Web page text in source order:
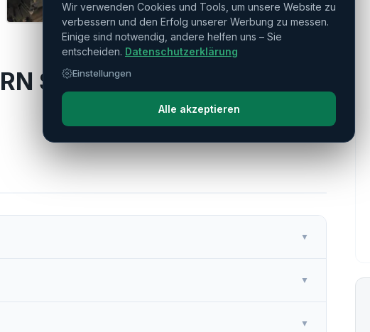
SMART 350
▼
▼
▼
Wir verwenden Cookies und Tools, um unsere Website zu
verbessern und den Erfolg unserer Werbung zu messen.
Einige sind notwendig, andere helfen uns – Sie
entscheiden. Datenschutzerklärung
Einstellungen
Alle akzeptieren